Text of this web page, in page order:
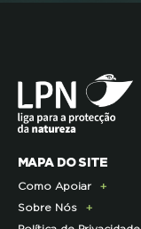
MAPA DO SITE
Como Apoiar
Doe Hoje
Sobre Nós